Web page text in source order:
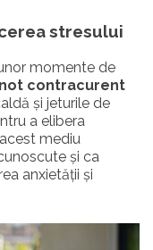
stresului
momente de
contracurent
și jeturile de
a elibera
mediu
și ca
anxietății și